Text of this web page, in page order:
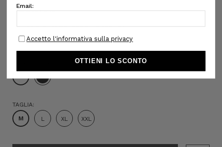
DESIGNER SKU:
Confezione regalo: Opzioni disponibili
COLORE:BIANCO
TAGLIA:
M
L XL XXL